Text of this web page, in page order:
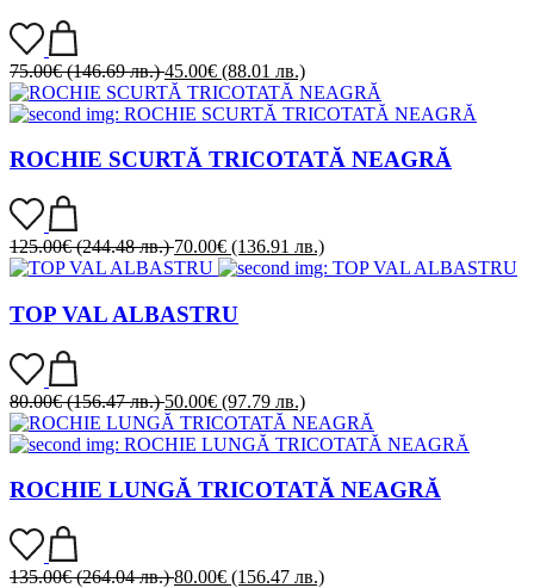
75.00€ (146.69 лв.) 45.00€ (88.01 лв.)
ROCHIE SCURTĂ TRICOTATĂ NEAGRĂ
125.00€ (244.48 лв.) 70.00€ (136.91 лв.)
TOP VAL ALBASTRU
80.00€ (156.47 лв.) 50.00€ (97.79 лв.)
ROCHIE LUNGĂ TRICOTATĂ NEAGRĂ
135.00€ (264.04 лв.) 80.00€ (156.47 лв.)